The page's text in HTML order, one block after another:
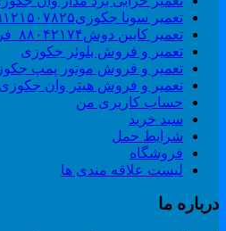
تعمیر سونا جکوزی۰۹۱۲۱۵۰۷۸۲۵#| Sauna | Jacuzzi
تعمیر کابین دوش۸۸۰۴۲۱۷۴_فروش کابین دوش
تعمیر و فروش بلوئر جکوزی
تعمیر و فروش موتور پمپ جکوزی
تعمیر و فروش هیتر وان جکوزی
حساب کاربری من
سبد خرید
شرایط حمل
فروشگاه
لیست علاقه مندی ها
ما